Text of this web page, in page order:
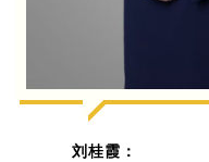
刘桂霞 ：